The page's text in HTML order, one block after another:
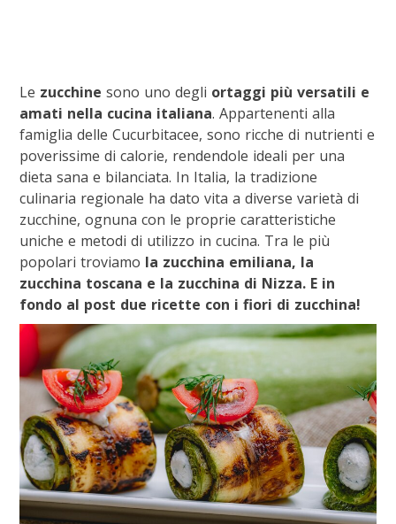
Le zucchine sono uno degli ortaggi più versatili e
amati nella cucina italiana. Appartenenti alla
famiglia delle Cucurbitacee, sono ricche di nutrienti e
poverissime di calorie, rendendole ideali per una
dieta sana e bilanciata. In Italia, la tradizione
culinaria regionale ha dato vita a diverse varietà di
zucchine, ognuna con le proprie caratteristiche
uniche e metodi di utilizzo in cucina. Tra le più
popolari troviamo la zucchina emiliana, la
zucchina toscana e la zucchina di Nizza. E in
fondo al post due ricette con i fiori di zucchina!